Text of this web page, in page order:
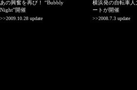
あの興奮を再び！ “Bubbly
Night”開催
>>2009.10.28 update
横浜発の自転車
ートが開催
>>2008.7.3 update